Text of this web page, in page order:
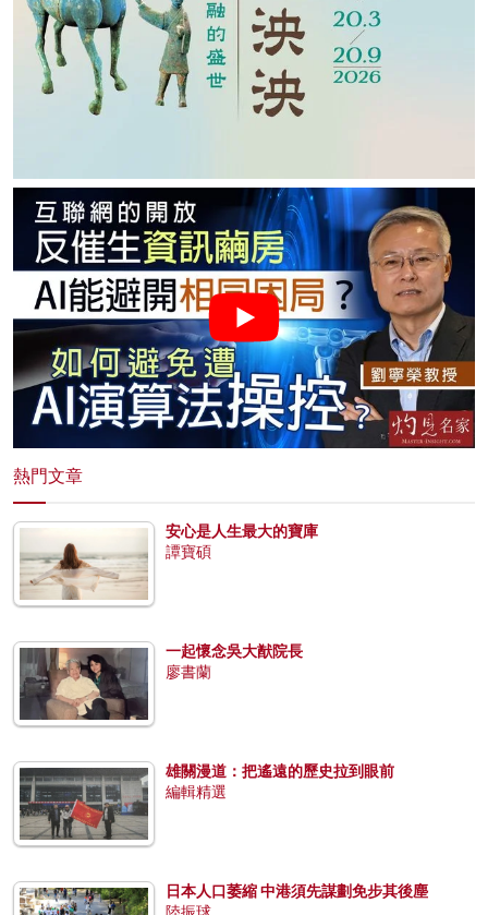
熱門文章
安心是人生最大的寶庫
譚寶碩
一起懷念吳大猷院長
廖書蘭
雄關漫道：把遙遠的歷史拉到眼前
編輯精選
日本人口萎縮 中港須先謀劃免步其後塵
陸振球